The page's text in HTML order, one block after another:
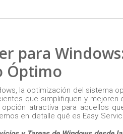
para
Óptimo
la optimización del sistema
que simplifiquen y
atractiva para aquellos
en detalle qué es Easy